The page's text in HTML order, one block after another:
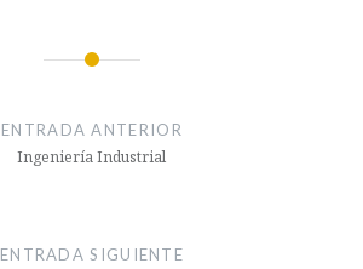
ENTRADA ANTERIOR
Ingeniería Industrial
ENTRADA SIGUIENTE